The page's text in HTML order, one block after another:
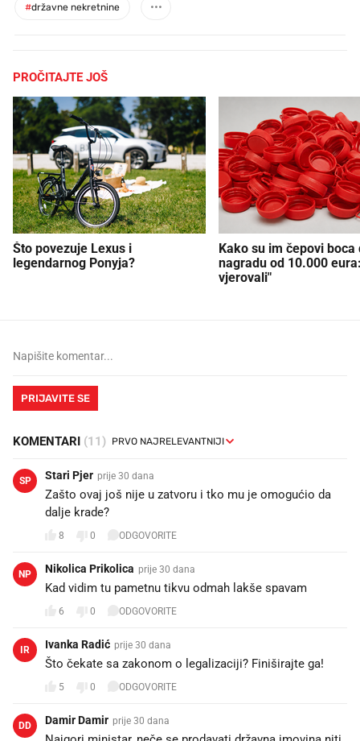
#državne nekretnine
PROČITAJTE JOŠ
Što povezuje Lexus i
legendarnog Ponyja?
Kako su im čepovi boca
nagradu od 10.000
vjerovali"
PRIJAVITE SE
KOMENTARI (11)
SP Stari Pjer prije 30 dana
Zašto ovaj još nije u zatvoru i tko mu je omogućio da
dalje krade?
8 0 ODGOVORITE
NP Nikolica Prikolica prije 30 dana
Kad vidim tu pametnu tikvu odmah lakše spavam
6 0 ODGOVORITE
IR Ivanka Radić prije 30 dana
Što čekate sa zakonom o legalizaciji? Finiširajte ga!
5 0 ODGOVORITE
DD Damir Damir prije 30 dana